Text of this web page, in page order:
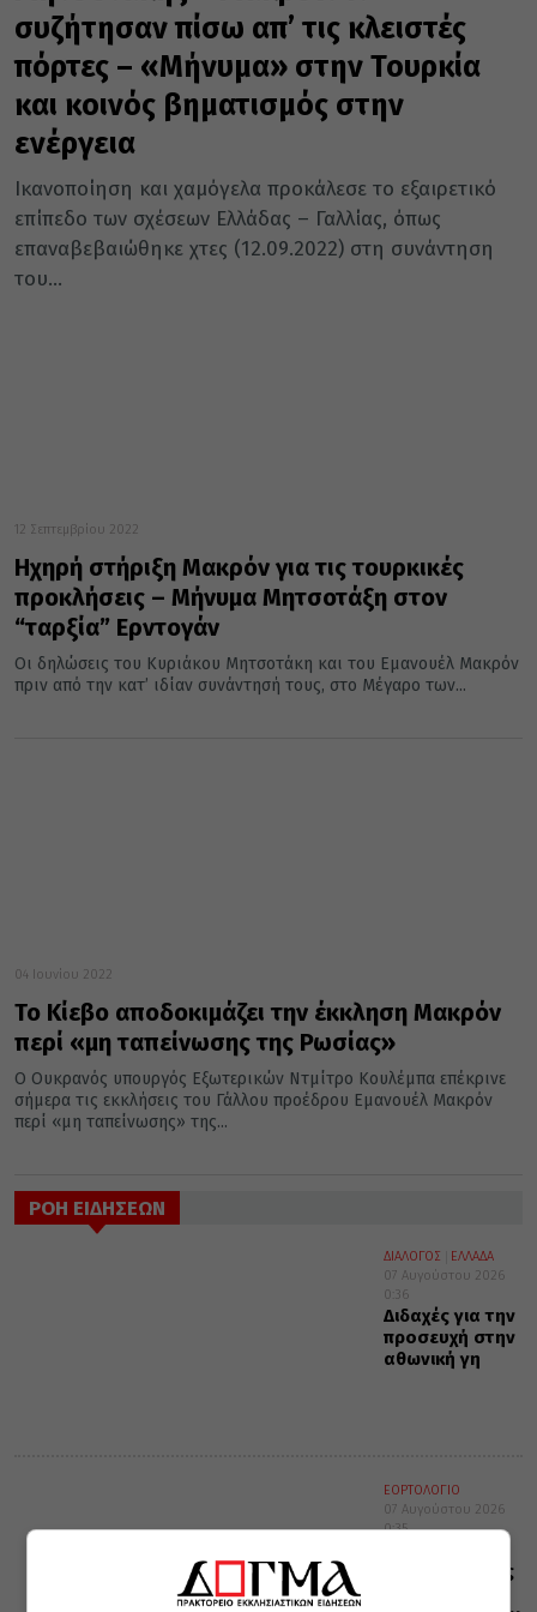
συζήτησαν πίσω απ’ τις κλειστές
πόρτες – «Μήνυμα» στην Τουρκία
και κοινός βηματισμός στην
ενέργεια
Ικανοποίηση και χαμόγελα προκάλεσε το εξαιρετικό
επίπεδο των σχέσεων Ελλάδας – Γαλλίας, όπως
επαναβεβαιώθηκε χτες (12.09.2022) στη συνάντηση
του...
12 Σεπτεμβρίου 2022
Ηχηρή στήριξη Μακρόν για τις τουρκικές
προκλήσεις – Μήνυμα Μητσοτάξη στον
“ταρξία” Ερντογάν
Οι δηλώσεις του Κυριάκου Μητσοτάκη και του Εμανουέλ Μακρόν
πριν από την κατ’ ιδίαν συνάντησή τους, στο Μέγαρο των...
04 Ιουνίου 2022
Το Κίεβο αποδοκιμάζει την έκκληση Μακρόν
περί «μη ταπείνωσης της Ρωσίας»
Ο Ουκρανός υπουργός Εξωτερικών Ντμίτρο Κουλέμπα επέκρινε
σήμερα τις εκκλήσεις του Γάλλου προέδρου Εμανουέλ Μακρόν
περί «μη ταπείνωσης» της...
ΡΟΗ ΕΙΔΗΣΕΩΝ
ΔΙΑΛΟΓΟΣ
ΕΛΛΑΔΑ
07 Αυγούστου 2026
0:36
Διδαχές για την
προσευχή στην
αθωνική γη
ΕΟΡΤΟΛΟΓΙΟ
07 Αυγούστου 2026
0:35
Όλες οι εορτές